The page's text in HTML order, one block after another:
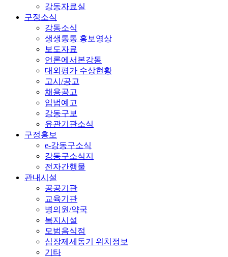
강동자료실
구정소식
강동소식
생생통통 홍보영상
보도자료
언론에서본강동
대외평가 수상현황
고시/공고
채용공고
입법예고
강동구보
유관기관소식
구정홍보
e-강동구소식
강동구소식지
전자간행물
관내시설
공공기관
교육기관
병의원/약국
복지시설
모범음식점
심장제세동기 위치정보
기타